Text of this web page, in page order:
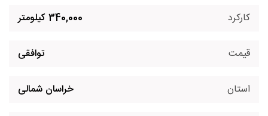
کارکرد 340,000 کیلومتر
قیمت توافقی
استان خراسان شمالی